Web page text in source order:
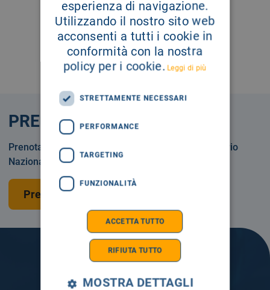
PRENOTA
Prenotare una visita o un esame in Servizio Sanitario
Nazionale o privatamente.
Prenota una visita
esperienza di navigazione.
Utilizzando il nostro sito web
acconsenti a tutti i cookie in
conformità con la nostra
policy per i cookie. Leggi di più
STRETTAMENTE NECESSARI
PERFORMANCE
TARGETING
FUNZIONALITÀ
ACCETTA TUTTO
RIFIUTA TUTTO
MOSTRA DETTAGLI